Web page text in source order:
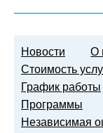
Новости О
Стоимость
График работы
Программы
Независимая